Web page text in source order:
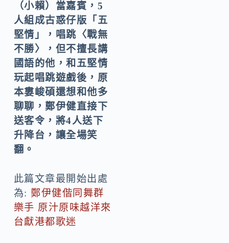
（小賴）當嘉賓，5
人組成古惑仔版「五
堅情」，唱跳〈戰無
不勝〉，但不擅長講
國語的他，和五堅情
玩起唱跳遊戲後，原
本婁峻碩還想和他多
聊聊，鄭伊健直接下
送客令，將4人送下
升降台，讓全場笑
翻。
此篇文章最開始出處
為: 鄭伊健偕同舞群
樂手 原汁原味越洋來
台獻港都歌迷